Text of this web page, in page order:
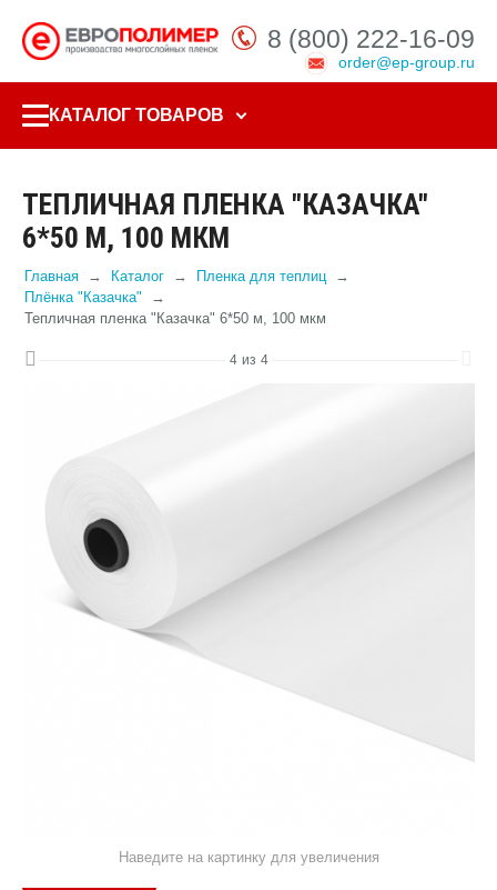
8 (800) 222-16-09
order@ep-group.ru
КАТАЛОГ ТОВАРОВ
ТЕПЛИЧНАЯ ПЛЕНКА "КАЗАЧКА"
6*50 М, 100 МКМ
Главная Каталог
Пленка для теплиц
Плёнка "Казачка"
Тепличная пленка "Казачка" 6*50 м, 100 мкм
4 из 4
Наведите на картинку для увеличения